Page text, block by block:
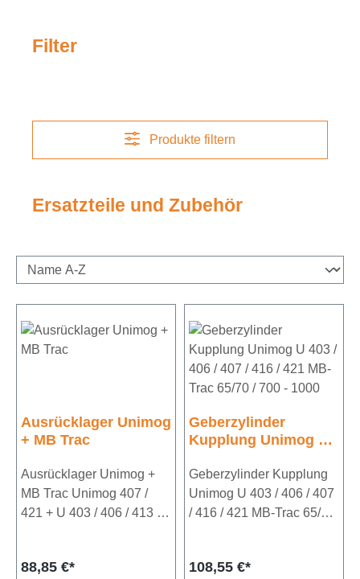
Filter
Produkte filtern
Ersatzteile und Zubehör
Ausrücklager Unimog
+ MB Trac
Ausrücklager Unimog +
MB Trac Unimog 407 /
421 + U 403 / 406 / 413 /
GR-
Regulärer Preis:
88,85 €*
Geberzylinder
Kupplung Unimog U
421 MB-Trac 65/70 /
700 - 1000
Geberzylinder Kupplung
Unimog U 403 / 406 / 407
/ 416 / 421 MB-Trac 65/70
mmVergleichs-Nr.:
Regulärer Preis:
108,55 €*